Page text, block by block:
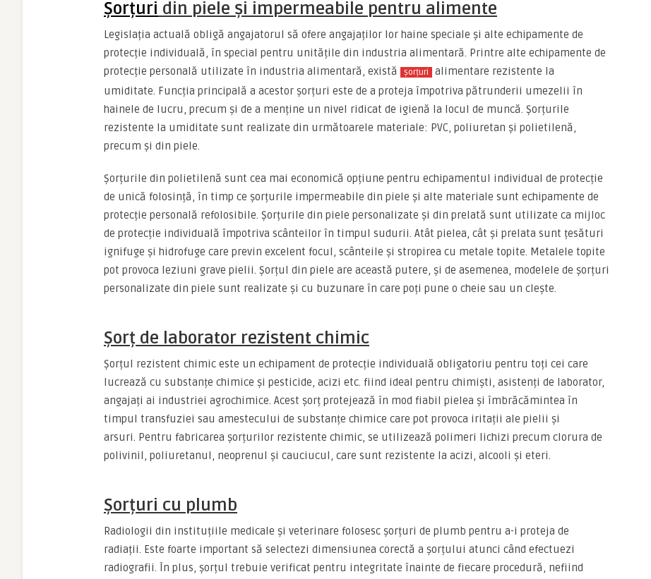
Șorțuri din piele și impermeabile pentru alimente
Legislația actuală obligă angajatorul să ofere angajaților lor haine speciale și alte echipamente de
protecție individuală, în special pentru unitățile din industria alimentară. Printre alte echipamente de
protecție personală utilizate în industria alimentară, există
șorțuri
alimentare rezistente la
umiditate. Funcția principală a acestor șorțuri este de a proteja împotriva pătrunderii umezelii în
hainele de lucru, precum și de a menține un nivel ridicat de igienă la locul de muncă. Șorțurile
rezistente la umiditate sunt realizate din următoarele materiale: PVC, poliuretan și polietilenă,
precum și din piele.
Șorțurile din polietilenă sunt cea mai economică opțiune pentru echipamentul individual de protecție
de unică folosință, în timp ce șorțurile impermeabile din piele și alte materiale sunt echipamente de
protecție personală refolosibile. Șorțurile din piele personalizate și din prelată sunt utilizate ca mijloc
de protecție individuală împotriva scânteilor în timpul sudurii. Atât pielea, cât și prelata sunt țesături
ignifuge și hidrofuge care previn excelent focul, scânteile și stropirea cu metale topite. Metalele topite
pot provoca leziuni grave pielii. Șorțul din piele are această putere, și de asemenea, modelele de șorțuri
personalizate din piele sunt realizate și cu buzunare în care poți pune o cheie sau un clește.
Șorț de laborator rezistent chimic
Șorțul rezistent chimic este un echipament de protecție individuală obligatoriu pentru toți cei care
lucrează cu substanțe chimice și pesticide, acizi etc. fiind ideal pentru chimiști, asistenți de laborator,
angajați ai industriei agrochimice. Acest șorț protejează în mod fiabil pielea și îmbrăcămintea în
timpul transfuziei sau amestecului de substanțe chimice care pot provoca iritații ale pielii și
arsuri. Pentru fabricarea șorțurilor rezistente chimic, se utilizează polimeri lichizi precum clorura de
polivinil, poliuretanul, neoprenul și cauciucul, care sunt rezistente la acizi, alcooli și eteri.
Șorțuri cu plumb
Radiologii din instituțiile medicale și veterinare folosesc șorțuri de plumb pentru a-i proteja de
radiații. Este foarte important să selectezi dimensiunea corectă a șorțului atunci când efectuezi
radiografii. În plus, șorțul trebuie verificat pentru integritate înainte de fiecare procedură, nefiind